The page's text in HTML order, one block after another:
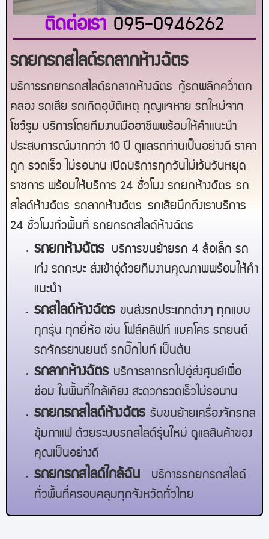
ติดต่อเรา 095-0946262
รถยกรถสไลด์รถลากห้างฉัตร
บริการรถยกรถสไลด์รถลากห้างฉัตร กู้รถพลิกคว่ำตก
คลอง รถเสีย รถเกิดอุบัติเหตุ กุญแจหาย รถใหม่จาก
โชว์รูม บริการโดยทีมงานมืออาชีพพร้อมให้คำแนะนำ
ประสบการณ์มากกว่า 10 ปี ดูแลรถท่านเป็นอย่างดี ราคา
ถูก รวดเร็ว ไม่รอนาน เปิดบริการทุกวันไม่เว้นวันหยุด
ราชการ พร้อมให้บริการ 24 ชั่วโมง รถยกห้างฉัตร รถ
สไลด์ห้างฉัตร รถลากห้างฉัตร
รถเสียนึกถึงเราบริการ
24 ชั่วโมงทั่วพื้นที่ รถยกรถสไลด์ห้างฉัตร
รถยกห้างฉัตร
บริการขนย้ายรถ 4 ล้อเล็ก รถ
เก๋ง รถกะบะ ส่งเข้าอู่ด้วยทีมงานคุณภาพพร้อมให้คำ
แนะนำ
รถสไลด์ ห้างฉัตร ขนส่งรถประเภทต่างๆ ทุกแบบ
ทุกรุ่น ทุกยี่ห้อ เช่น โฟล์คลิฟท์ แมคโคร รถยนต์
รถจักรยานยนต์ รถบิ๊กไบท์ เป็นต้น
รถลาก ห้างฉัตร บริการลากรถไปอู่ส่งศูนย์เพื่อ
ซ่อม ในพื้นที่ใกล้เคียง สะดวกรวดเร็วไม่รอนาน
รถยกรถสไลด์ ห้างฉัตร รับขนย้ายเครื่องจักรกล
ซุ้มกาแฟ ด้วยระบบรถสไลด์รุ่นใหม่ ดูแลสินค้าของ
คุณเป็นอย่างดี
รถยกรถสไลด์ใกล้ฉัน
บริการรถยกรถสไลด์
ทั่วพื้นที่ครอบคลุมทุกจังหวัดทั่วไทย